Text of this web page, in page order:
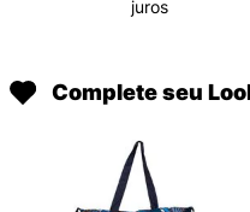
juros
Complete seu